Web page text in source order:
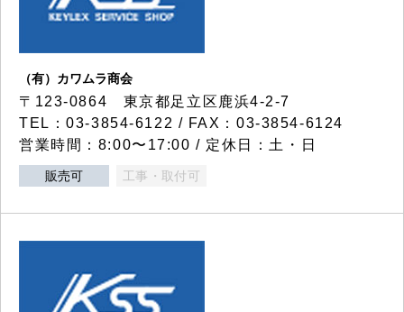
（有）カワムラ商会
〒123-0864 東京都足立区鹿浜4-2-7
TEL：03-3854-6122 / FAX：03-3854-6124
営業時間：8:00〜17:00 / 定休日：土・日
販売可 工事・取付可